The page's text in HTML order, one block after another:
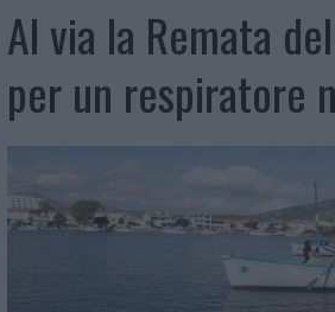
Al via la Remata
per un respiratore